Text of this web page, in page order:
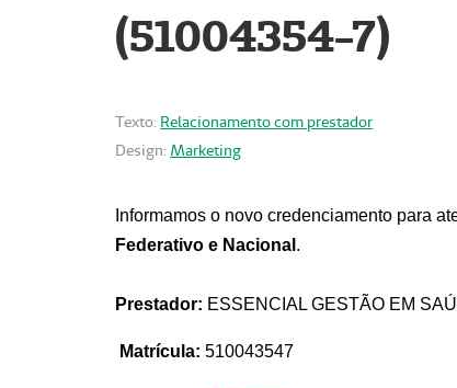
(51004354-7)
Texto: Relacionamento com prestador
Design: Marketing
Informamos o novo credenciamento para
Federativo e Nacional .
Prestador: ESSENCIAL GESTÃO EM
Matrícula: 510043547